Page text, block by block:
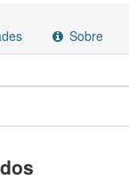
Sobre